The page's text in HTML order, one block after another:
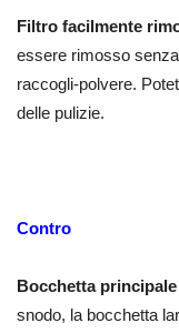
Filtro facilmente
essere rimosso
raccogli-polvere.
delle pulizie.
Contro
Bocchetta
snodo, la bocchetta